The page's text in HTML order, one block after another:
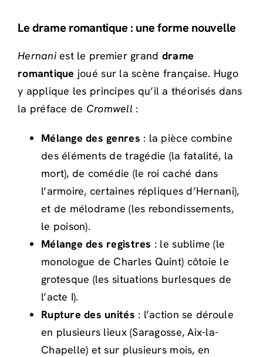
Le drame romantique : une forme nouvelle
Hernaniest le premier grand drame
romantique joué sur la scène française. Hugo
y applique les principes qu’il a théorisés dans
la préface de Cromwell :
Mélange des genres : la pièce combine
des éléments de tragédie (la fatalité, la
mort), de comédie (le roi caché dans
l’armoire, certaines répliques d’Hernani),
et de mélodrame (les rebondissements,
le poison).
Mélange des registres : le sublime (le
monologue de Charles Quint) côtoie le
grotesque (les situations burlesques de
l’acte I).
Rupture des unités : l’action se déroule
en plusieurs lieux (Saragosse, Aix-la-
Chapelle) et sur plusieurs mois, en